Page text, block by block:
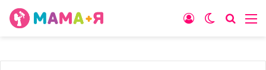
Switch
Войти